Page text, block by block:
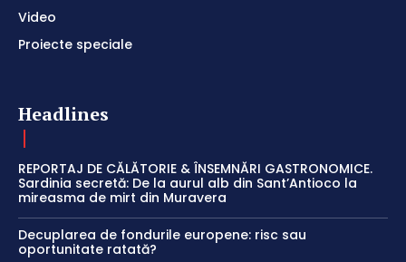
Video
Proiecte speciale
Headlines
REPORTAJ DE CĂLĂTORIE & ÎNSEMNĂRI GASTRONOMICE.
Sardinia secretă: De la aurul alb din Sant’Antioco la
mireasma de mirt din Muravera
Decuplarea de fondurile europene: risc sau
oportunitate ratată?